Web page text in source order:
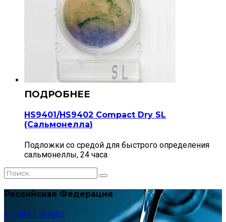
HS9401/HS9402 Compact Dry SL
(Сальмонелла)
Подложки со средой для быстрого определения
сальмонеллы, 24 часа
Российская Федерация
+ 7 499 1131665